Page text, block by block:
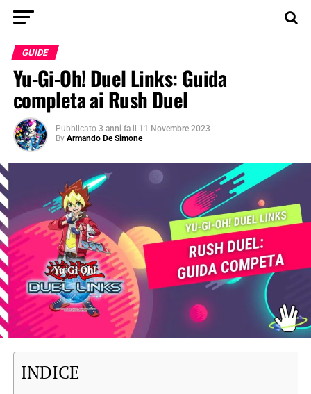
GUIDE
Yu-Gi-Oh! Duel Links: Guida
completa ai Rush Duel
Pubblicato 3 anni fa il 11 Novembre 2023
By Armando De Simone
INDICE